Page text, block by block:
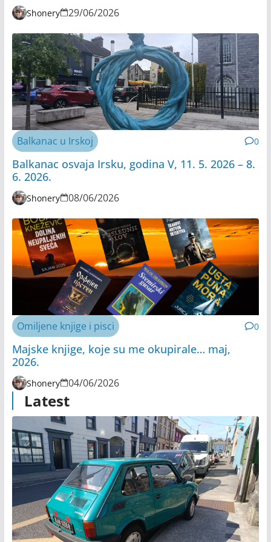
Shonery 29/06/2026
Balkanac u Irskoj 0
Balkanac osvaja Irsku, godina V, 11. 5. 2026 – 8.
6. 2026.
Shonery 08/06/2026
Omiljene knjige i pisci 0
Majske knjige, koje su me okupirale… maj,
2026.
Shonery 04/06/2026
Latest